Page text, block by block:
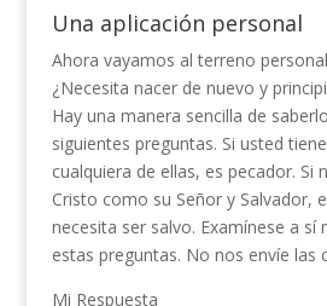
Una aplicación personal
Ahora vayamos al terreno
¿Necesita nacer de nuevo y
Hay una manera sencilla de
siguientes preguntas. Si usted
cualquiera de ellas, es pecador. Si
Cristo como su Señor y Salvador,
necesita ser salvo. Examínese a
estas preguntas. No nos envíe las
Mi Respuesta